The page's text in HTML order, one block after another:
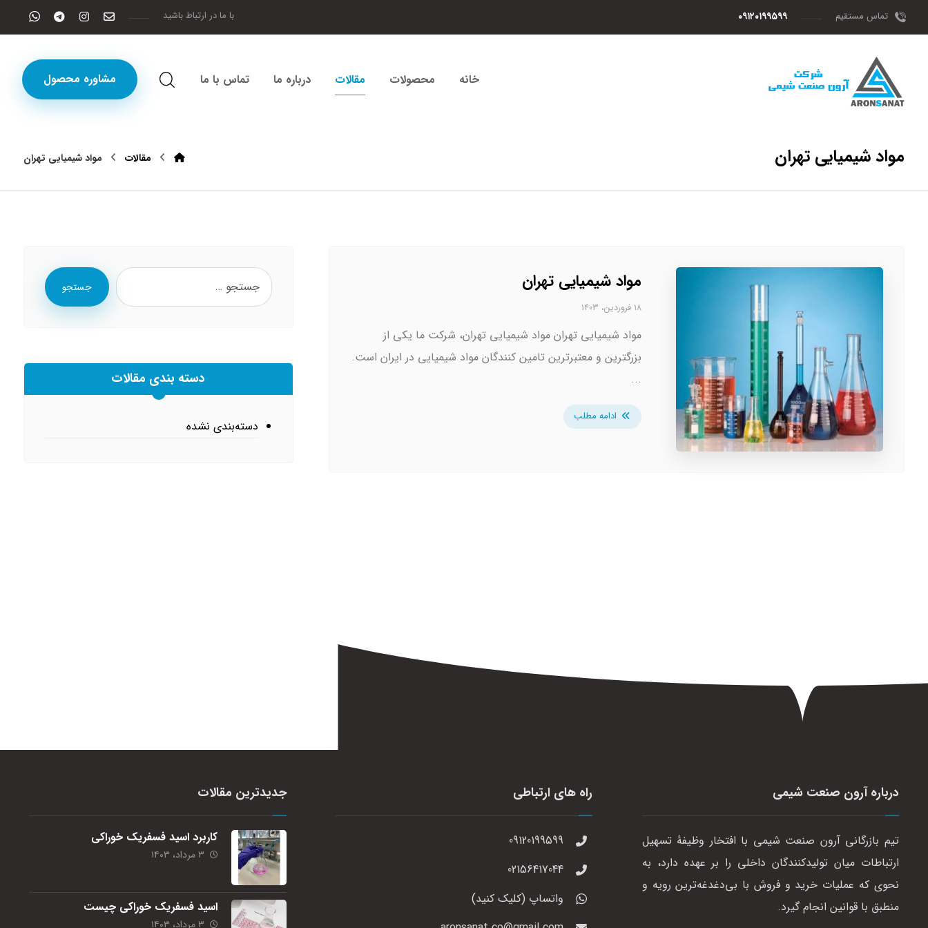
تماس مستقیم ۰۹۱۲۰۱۹۹۵۹۹ با ما در ارتباط باشید
مشاوره محصول خانه محصولات مقالات درباره ما تماس با ما
مواد شیمیایی تهران مقالات مواد شیمیایی تهران
مواد شیمیایی تهران
۱۸ فروردین، ۱۴۰۳
مواد شیمیایی تهران مواد شیمیایی تهران، شرکت ما یکی از
بزرگترین و معتبرترین تامین کنندگان مواد شیمیایی در ایران است.
...
ادامه مطلب
جستجو
دسته بندی مقالات
دسته‌بندی نشده
درباره آرون صنعت شیمی
تیم بازرگانی آرون صنعت شیمی با افتخار وظیفهٔ تسهیل
ارتباطات میان تولیدکنندگان داخلی را بر عهده دارد، به
نحوی که عملیات خرید و فروش با بی‌دغدغه‌ترین رویه و
منطبق با قوانین انجام گیرد.
راه های ارتباطی
09120199599
02156417044
واتساپ (کلیک کنید)
جدیدترین مقالات
کاربرد اسید فسفریک خوراکی
۳ مرداد، ۱۴۰۳
اسید فسفریک خوراکی چیست
۳ مرداد، ۱۴۰۳